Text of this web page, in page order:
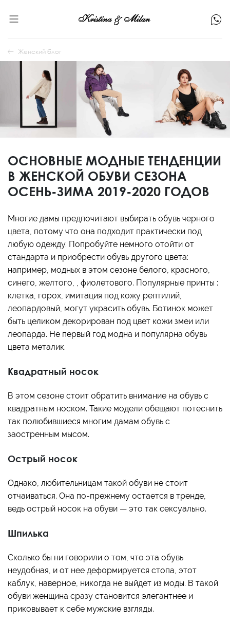
Женский блог
ОСНОВНЫЕ МОДНЫЕ ТЕНДЕНЦИИ
В ЖЕНСКОЙ ОБУВИ СЕЗОНА
ОСЕНЬ-ЗИМА 2019-2020 ГОДОВ
Многие дамы предпочитают выбирать обувь черного
цвета, потому что она подходит практически под
любую одежду. Попробуйте немного отойти от
стандарта и приобрести обувь другого цвета:
например, модных в этом сезоне белого, красного,
синего, желтого, , фиолетового. Популярные принты :
клетка, горох, имитация под кожу рептилий,
леопардовый, могут украсить обувь. Ботинок может
быть целиком декорирован под цвет кожи змеи или
леопарда. Не первый год модна и популярна обувь
цвета металик.
Квадратный носок
В этом сезоне стоит обратить внимание на обувь с
квадратным носком. Такие модели обещают потеснить
так полюбившиеся многим дамам обувь с
заостренным мысом.
Острый носок
Однако, любительницам такой обуви не стоит
отчаиваться. Она по-прежнему остается в тренде,
ведь острый носок на обуви — это так сексуально.
Шпилька
Сколько бы ни говорили о том, что эта обувь
неудобная, и от нее деформируется стопа, этот
каблук, наверное, никогда не выйдет из моды. В такой
обуви женщина сразу становится элегантнее и
приковывает к себе мужские взгляды.